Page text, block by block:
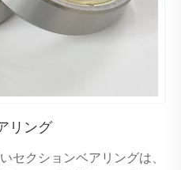
リング
セクションベアリングは、